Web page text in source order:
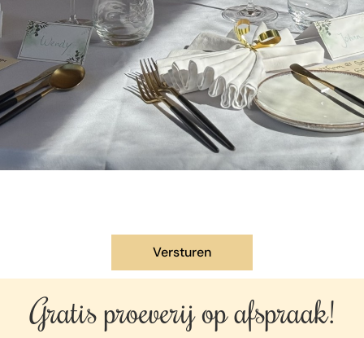
Gratis proeverij opafspraak!